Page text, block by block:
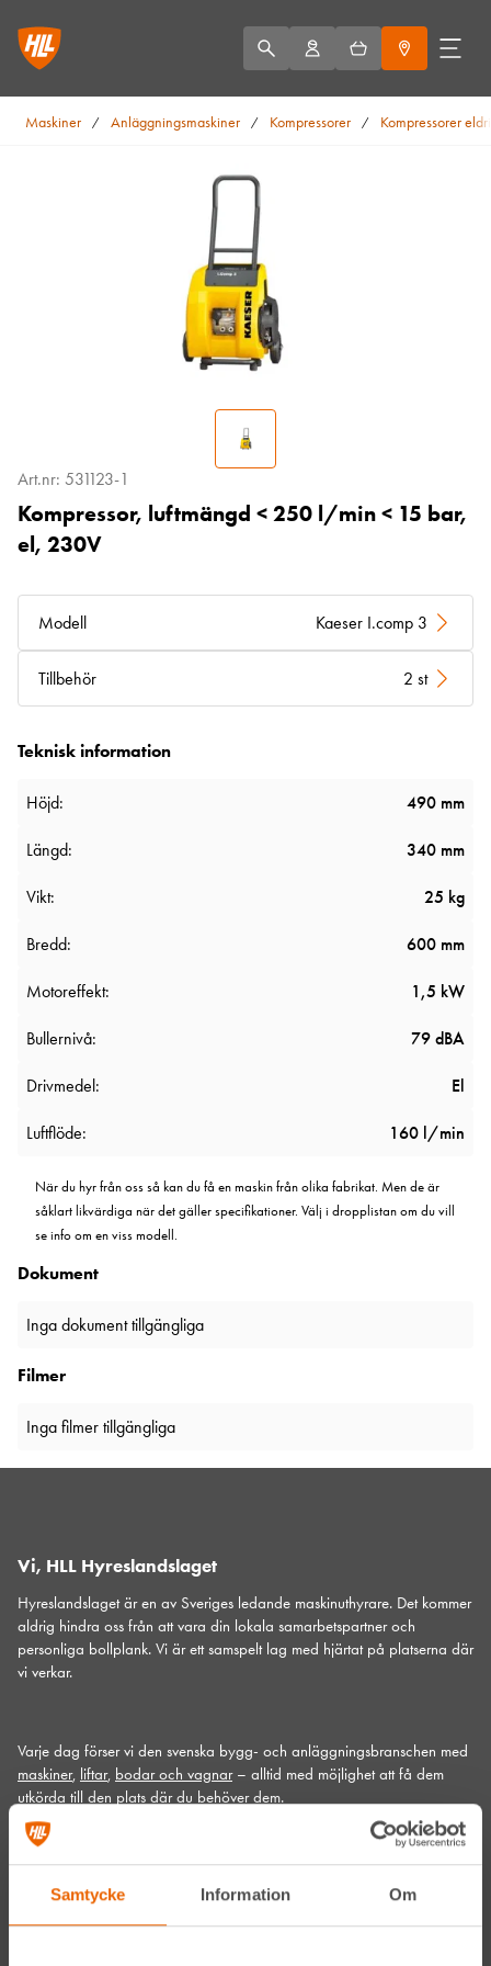
Samtycke Information Om
Maskiner / Anläggningsmaskiner / Kompressorer / Kompressorer
Art.nr: 531123-1
Kompressor, luftmängd < 250 l/min < 15 bar,
el, 230V
Modell Kaeser I.comp 3
Tillbehör 2 st
Teknisk information
Höjd: 490 mm
Längd: 340 mm
Vikt: 25 kg
Bredd: 600 mm
Motoreffekt: 1,5 kW
Bullernivå: 79 dBA
Drivmedel: El
Luftflöde: 160 l/min
När du hyr från oss så kan du få en maskin från olika fabrikat. Men de är
såklart likvärdiga när det gäller specifikationer. Välj i dropplistan om du vill
se info om en viss modell.
Dokument
Inga dokument tillgängliga
Filmer
Inga filmer tillgängliga
Vi, HLL Hyreslandslaget
Hyreslandslaget är en av Sveriges ledande maskinuthyrare. Det kommer
aldrig hindra oss från att vara din lokala samarbetspartner och
personliga bollplank. Vi är ett samspelt lag med hjärtat på platserna där
vi verkar.
Varje dag förser vi den svenska bygg- och anläggningsbranschen med
maskiner, liftar, bodar och vagnar– alltid med möjlighet att få dem
utkörda till den plats där du behöver dem.
Vi gör det med service utöver det vanliga och problemlösning som gör
Kontakta din närmaste depå